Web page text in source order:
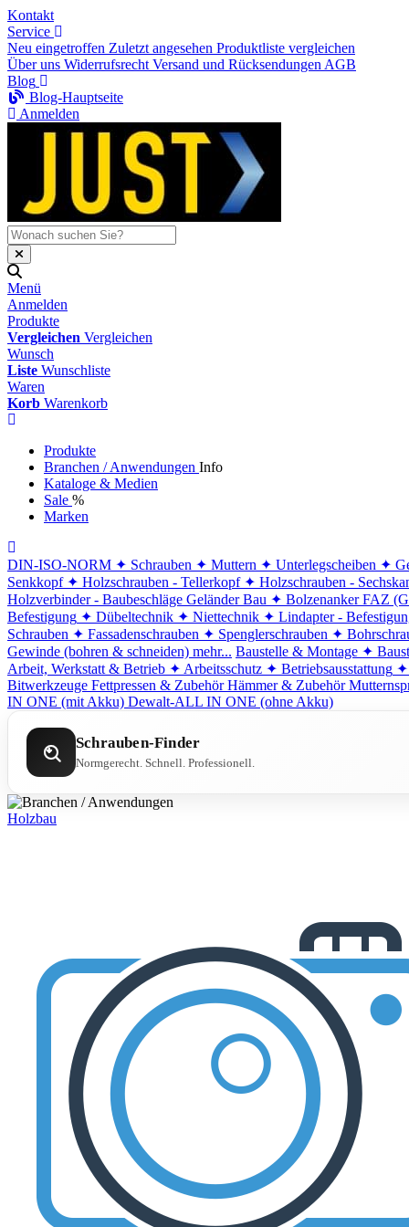
Kontakt
Service
Neu eingetroffen Zuletzt angesehen Produktliste vergleichen
Über uns Widerrufsrecht Versand und Rücksendungen AGB
Blog
Blog-Hauptseite
Anmelden
Menü
Anmelden
Produkte
Vergleichen Vergleichen
Wunsch
Liste Wunschliste
Waren
Korb Warenkorb
Produkte
Branchen / Anwendungen Info
Kataloge & Medien
Sale %
Marken
DIN-ISO-NORM ✦ Schrauben ✦ Muttern ✦ Unterlegscheiben ✦
Senkkopf ✦ Holzschrauben - Tellerkopf ✦ Holzschrauben -
Holzverbinder - Baubeschläge Geländer Bau ✦ Bolzenanker FAZ
Befestigung ✦ Dübeltechnik ✦ Niettechnik ✦ Lindapter -
Schrauben ✦ Fassadenschrauben ✦ Spenglerschrauben ✦
Gewinde (bohren & schneiden) mehr... Baustelle & Montage ✦
Arbeit, Werkstatt & Betrieb ✦ Arbeitsschutz ✦ Betriebsausstattung ✦
Bitwerkzeuge Fettpressen & Zubehör Hämmer & Zubehör
IN ONE (mit Akku) Dewalt-ALL IN ONE (ohne Akku)
Schrauben-Finder
Normgerecht. Schnell. Professionell.
Holzbau